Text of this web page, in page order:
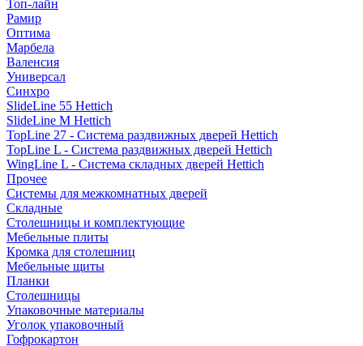
Топ-лайн
Рамир
Оптима
Марбела
Валенсия
Универсал
Синхро
SlideLine 55 Hettich
SlideLine M Hettich
TopLine 27 - Система раздвижных дверей Hettich
TopLine L - Система раздвижных дверей Hettich
WingLine L - Система складных дверей Hettich
Прочее
Системы для межкомнатных дверей
Складные
Столешницы и комплектующие
Мебельные плиты
Кромка для столешниц
Мебельные щиты
Планки
Столешницы
Упаковочные материалы
Уголок упаковочный
Гофрокартон